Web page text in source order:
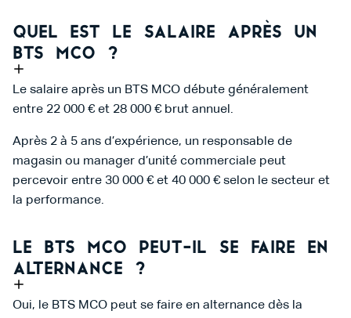
Quel est le salaire après un
BTS MCO ?
Le salaire après un BTS MCO débute généralement
entre 22 000 € et 28 000 € brut annuel.
Après 2 à 5 ans d’expérience, un responsable de
magasin ou manager d’unité commerciale peut
percevoir entre 30 000 € et 40 000 € selon le secteur et
la performance.
Le BTS MCO peut-il se faire en
alternance ?
Oui, le BTS MCO peut se faire en alternance dès la